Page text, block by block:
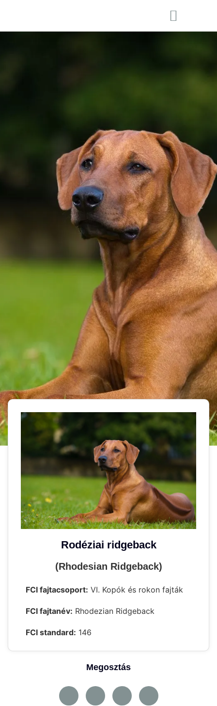
Rodéziai ridgeback
(Rhodesian Ridgeback)
FCI fajtacsoport: VI. Kopók és rokon fajták
FCI fajtanév: Rhodezian Ridgeback
FCI standard: 146
Megosztás